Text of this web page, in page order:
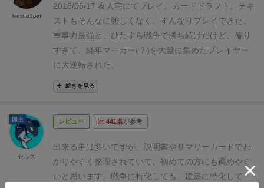
貨カウンター、経年カウンター、50勝利点トークン）
をまとめてキャン★ドゥで購入した「シェルビー仕切
ケース スモール」に収納。 いわゆる銀行ですね。そ
れにしてもホントこのケース使いやすいです。一方
で、プレイ開始時にセットするもの（勝利点マーカ
ー、ラウンドマーカー、建物タイル）をまとめてセリ
アで購入した仕切りケース（
収納。深さがペーパーテイルズ本体の箱と同じぐらい
こんな感じで箱の底へ。ちょうど収納できるんです
が、内箱が入ってた時に比べるとやっぱり少し取り出
しにくいですねえ。
タイトル通り紙のテクスチャに作られた美しいイメー
ジ 一つ一つのカードイメージが洗練されており、紙の
テクスチャを重ね合わせたようなテイストのイメージ
す。
豊富なカードによる、おとぎ話の群像劇
豊富で、前述の通り様々なイベントと経年システムに
よってあたかも群像劇を俯瞰しているような演出がさ
＜わかりやすさ＞
収入を得て建設して、経年する。。と1ラウンドでも
フェーズが多いですが、親切な説明書と決まったフロ
ーによってすぐに流れを理解できます。
2018/06/17 友人宅にてプレイ。
カードドラフト。テキ
ストもそんなに難しくなく、すんなりプレイできた。
軍事力最強と、ひたすら戦争で勝ち続けたけど、偏り
すぎて、経年マーカー(？)を大量に集めたプレイヤー
に大逆転された。
続きを見る
kimino1pin
レビュー 441名が参考
出来る事は多いですが、説明書やサマリーカードでわ
かりやすく整理されていて、初めての方にも薦めやす
いと思います。 戦争に特化しても、建築に特化して
国王
セルス